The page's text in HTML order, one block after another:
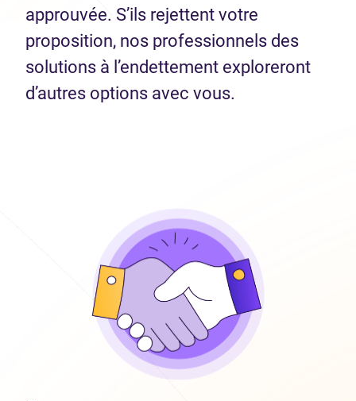
approuvée. S’ils rejettent votre
proposition, nos professionnels des
solutions à l’endettement exploreront
d’autres options avec vous.